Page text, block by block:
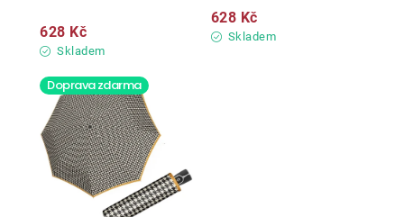
Skladem
628 Kč Skladem
628 Kč
Doprava zdarma